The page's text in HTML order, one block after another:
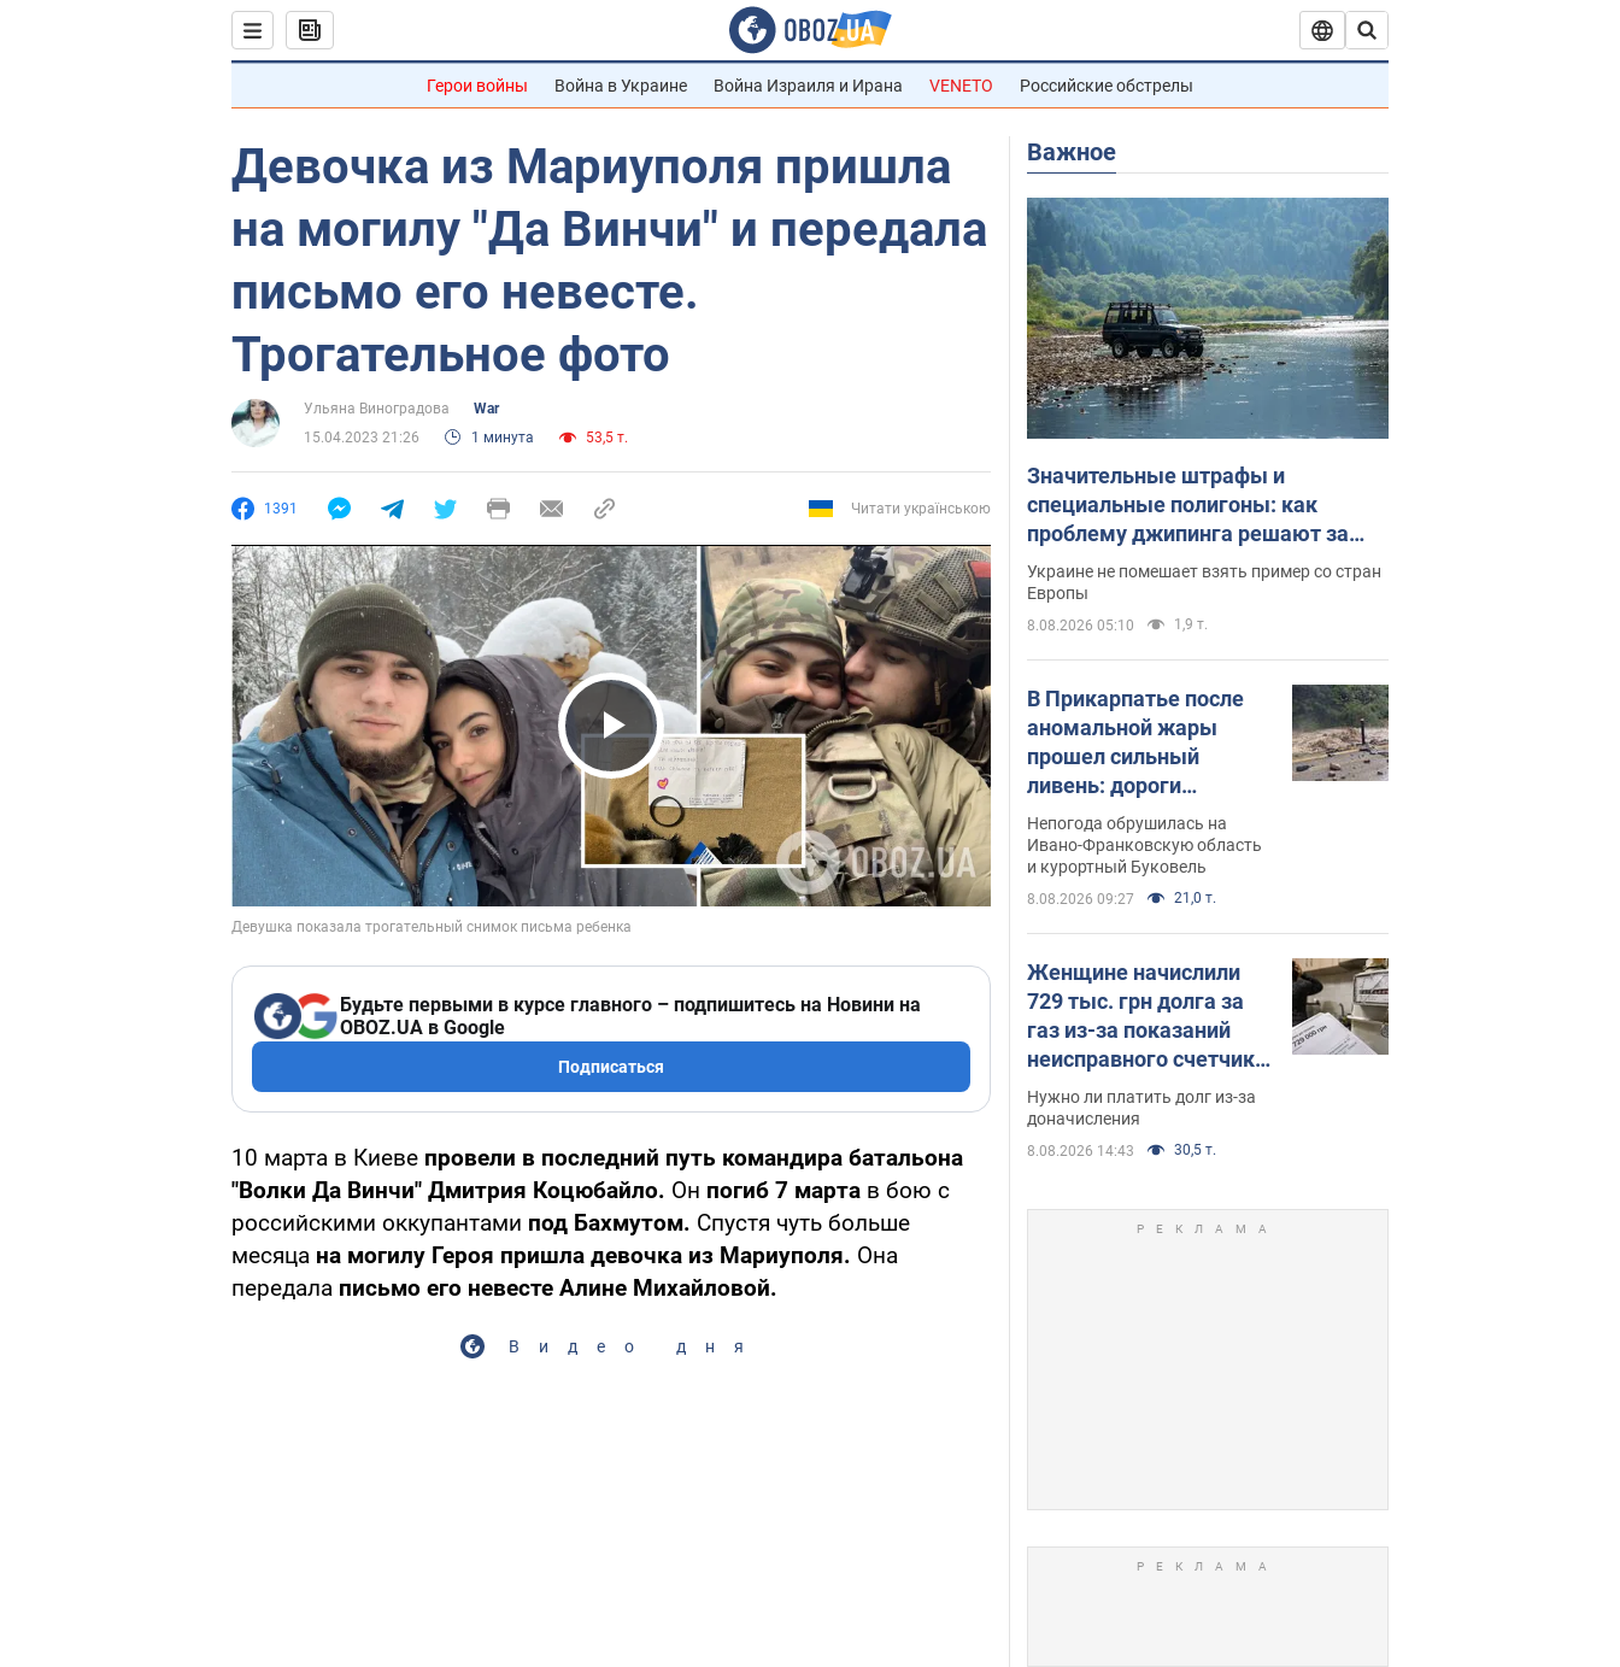
Герои войны Война в Украине Война Израиля и Ирана VENETO Российские обстрелы
Девочка из Мариуполя пришла
на могилу "Да Винчи" и передала
письмо его невесте.
Трогательное фото
Ульяна Виноградова
War
15.04.2023 21:26
1 минута 53,5 т.
1391 Читати українською
Play Video
Будьте первыми в курсе главного – подпишитесь на Новини на
OBOZ.UA в Google
Подписаться
10 марта в Киеве провели в последний путь командира батальона
"Волки Да Винчи" Дмитрия Коцюбайло. Он погиб 7 марта в бою с
российскими оккупантами под Бахмутом. Спустя чуть больше
месяца на могилу Героя пришла девочка из Мариуполя. Она
передала письмо его невесте Алине Михайловой.
Видео дня
Важное
Значительные штрафы и
специальные полигоны: как
проблему джипинга решают за
границей
Украине не помешает взять пример со стран
Европы
8.08.2026 05:10 1,9 т.
В Прикарпатье после
аномальной жары
прошел сильный
ливень: дороги
превратились в реки.
Видео
Непогода обрушилась на
Ивано-Франковскую область
и курортный Буковель
8.08.2026 09:27 21,0 т.
Женщине начислили
729 тыс. грн долга за
газ из-за показаний
неисправного счетчика:
судья вынес
неожиданное решение
Нужно ли платить долг из-за
доначисления
8.08.2026 14:43 30,5 т.